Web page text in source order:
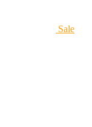
Sale